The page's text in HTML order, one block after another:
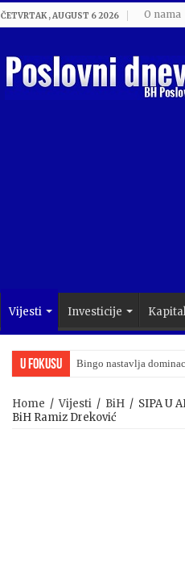
ČETVRTAK , AUGUST 6 2026 O nama
Vijesti Investicije
U Fokusu Bingo nastavlja
Viktor Orban upravo
Home / Vijesti / BiH / SIPA U
BiH Ramiz Dreković